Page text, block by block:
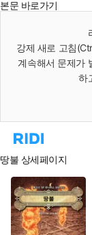
본문 바로가기
강제 새로 고침
계속해서 문제가
하
리
홈
로
이
동
땅불 상세페이지